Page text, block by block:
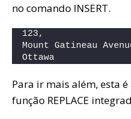
no comando INSERT.
123,
Mount Gatineau
Ottawa
Para ir mais além, esta
função REPLACE